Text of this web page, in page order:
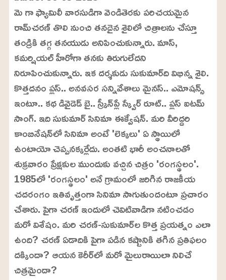
మె గా ఫ్యామిలీ వారసుడిగా వెండితెరకు పరిచయమైన
రామ్‌చరణ్‌ తొలి నుంచి తనదైన శైలిలో చిత్రాలను చేస్తూ
తండ్రికి తగ్గ తనయుడు అనిపించుకున్నారు. మాస్‌,
కమర్షియల్‌ హీరోగా తనకు తిరుగులేదని
నిరూపించుకున్నారు. ఇక దర్శకుడు సుకుమార్‌ది విభిన్న శైలి.
కొత్తదనం ప్లస్‌.. అనవసర సన్నివేశాలు మైనస్‌.. ఎమోషన్స్‌
ఇంటూ.. కథ డివైడెడ్‌ బై.. స్క్రీన్‌ప్లే స్క్వేర్‌ రూట్‌.. ప్లస్‌ ఐటమ్‌
సాంగ్‌. ఇది సుకుమార్‌ సినిమా ఈక్వేషన్‌. మరి వీరిద్దరి
కాంబినేషన్‌లో సినిమా అంటే 'లెక్కలు' ఏ స్థాయిలో
ఉంటాయో చెప్పనక్కర్లేదు. అంతటి భారీ అంచనాలతో
శుక్రవారం ప్రేక్షకుల ముందుకు వచ్చిన చిత్రం 'రంగస్థలం'.
1985లో 'రంగస్థలం' అనే గ్రామంలో జరిగిన రాజకీయ
చదరంగం ఇతివృత్తంగా సినిమా సాగుతుందంటూ ప్రచారం
చేశారు. పైగా చరణ్‌ ఇందులో చెవిటివాడిగా నటించడం
మరో విశేషం. మరి చరణ్‌-సుకుమార్‌ల కొత్త ప్రయత్నం ఎలా
ఉంది? చరణ్‌ ఏడాదికి పైగా పడిన కష్టానికి తగిన ప్రతిఫలం
దక్కిందా? ఆయన కెరీర్‌లో మరో మైలురాయిలా నిలిచే
చిత్రమైందా?